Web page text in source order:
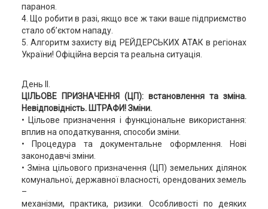
параноя.
4. Що робити в разі, якщо все ж таки ваше підприємство
стало об’єктом нападу.
5. Алгоритм захисту від РЕЙДЕРСЬКИХ АТАК в регіонах
України! Офіційна версія та реальна ситуація.
День ІІ.
ЦІЛЬОВЕ ПРИЗНАЧЕННЯ (ЦП): встановлення та зміна.
Невідповідність. ШТРАФИ! Зміни.
• Цільове призначення і функціональне використання:
вплив на оподаткування, способи зміни.
• Процедура та документальне оформлення. Нові
законодавчі зміни.
• Зміна цільового призначення (ЦП) земельних ділянок
комунальної, державної власності, орендованих земель
–
механізми, практика, ризики. Особливості по деяких